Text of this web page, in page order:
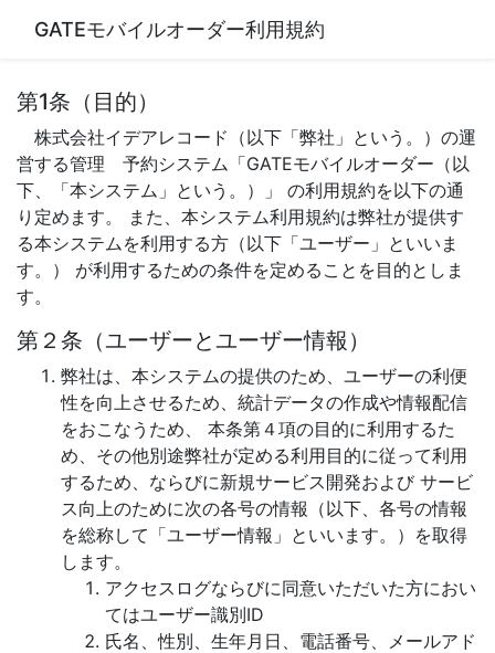
GATEモバイルオーダー利用規約
第1条（目的）
株式会社イデアレコード（以下「弊社」という。）の運
営する管理 予約システム「GATEモバイルオーダー（以
下、「本システム」という。）」 の利用規約を以下の通
り定めます。 また、本システム利用規約は弊社が提供す
る本システムを利用する方（以下「ユーザー」といいま
す。） が利用するための条件を定めることを目的としま
す。
第２条（ユーザーとユーザー情報）
弊社は、本システムの提供のため、ユーザーの利便
性を向上させるため、統計データの作成や情報配信
をおこなうため、 本条第４項の目的に利用するた
め、その他別途弊社が定める利用目的に従って利用
するため、ならびに新規サービス開発および サービ
ス向上のために次の各号の情報（以下、各号の情報
を総称して「ユーザー情報」といいます。）を取得
します。
アクセスログならびに同意いただいた方におい
てはユーザー識別ID
氏名、性別、生年月日、電話番号、メールアド